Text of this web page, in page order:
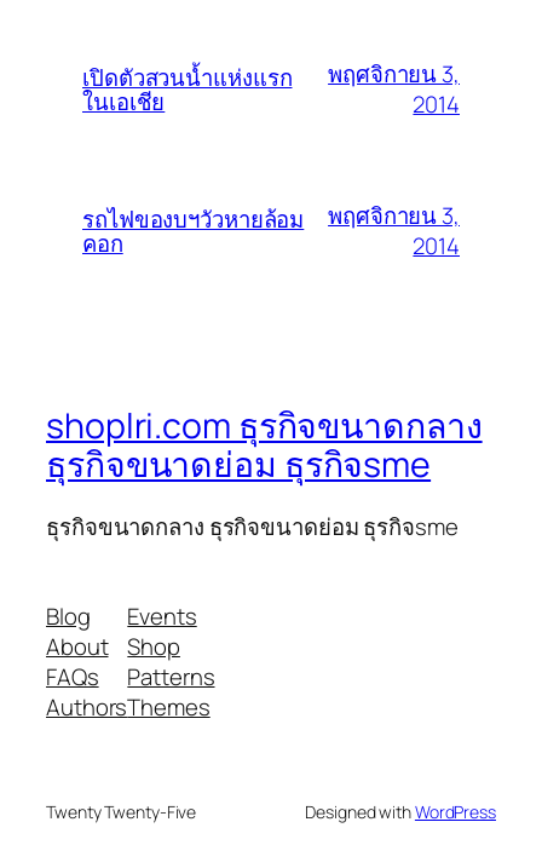
เปิดตัวสวนน้ำแห่งแรก
ในเอเชีย
พฤศจิกายน 3,
2014
รถไฟของบฯวัวหายล้อม
คอก
พฤศจิกายน 3,
2014
shoplri.com ธุรกิจขนาดกลาง
ธุรกิจขนาดย่อม ธุรกิจsme
ธุรกิจขนาดกลาง ธุรกิจขนาดย่อม ธุรกิจsme
Blog
About
FAQs
Authors
Events
Shop
Patterns
Themes
Twenty Twenty-Five Designed withWordPress